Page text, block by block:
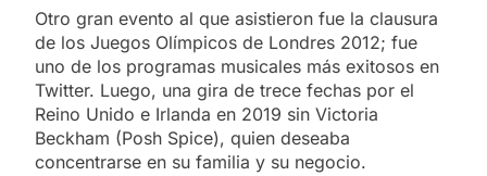
Otro gran evento al que asistieron fue la clausura
de los Juegos Olímpicos de Londres 2012; fue
uno de los programas musicales más exitosos en
Twitter. Luego, una gira de trece fechas por el
Reino Unido e Irlanda en 2019 sin Victoria
Beckham (Posh Spice), quien deseaba
concentrarse en su familia y su negocio.